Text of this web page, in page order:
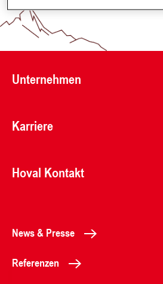
Unternehmen
Karriere
Hoval Kontakt
News & Presse
Referenzen